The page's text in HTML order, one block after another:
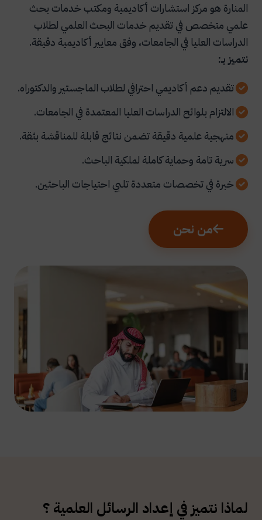
المنارة هو مركز استشارات أكاديمية ومكتب خدمات بحث
علمي متخصص في تقديم خدمات البحث العلمي لطلاب
الدراسات العليا في الجامعات، وفق معايير أكاديمية دقيقة.
نتميز بـ:
تقديم دعم أكاديمي احترافي لطلاب الماجستير والدكتوراه.
الالتزام بلوائح الدراسات العليا المعتمدة في الجامعات.
منهجية علمية دقيقة تضمن نتائج قابلة للمناقشة بثقة.
سرية تامة وحماية كاملة لملكية الباحث.
خبرة في تخصصات متعددة تلبي احتياجات الباحثين.
من نحن
لماذا نتميز في إعداد الرسائل العلمية ؟